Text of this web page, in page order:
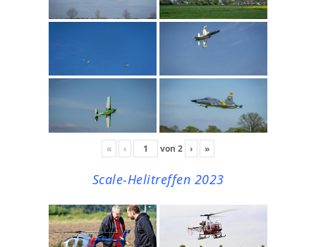
« ‹ von 2 › »
Scale-Helitreffen 2023